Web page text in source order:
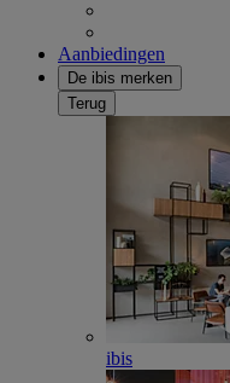
Aanbiedingen
De ibis merken
Terug
ibis